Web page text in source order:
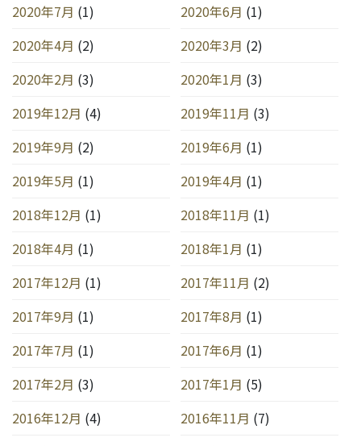
2020年7月 (1) 2020年6月 (1)
2020年4月 (2) 2020年3月 (2)
2020年2月 (3) 2020年1月 (3)
2019年12月 (4) 2019年11月 (3)
2019年9月 (2) 2019年6月 (1)
2019年5月 (1) 2019年4月 (1)
2018年12月 (1) 2018年11月 (1)
2018年4月 (1) 2018年1月 (1)
2017年12月 (1) 2017年11月 (2)
2017年9月 (1) 2017年8月 (1)
2017年7月 (1) 2017年6月 (1)
2017年2月 (3) 2017年1月 (5)
2016年12月 (4) 2016年11月 (7)